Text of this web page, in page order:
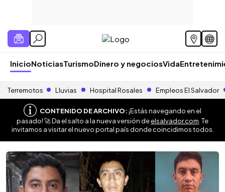
InicioNoticiasTurismoDinero y negociosVida
Terremotos Lluvias Hospital Rosales Empleos El Salvador
CONTENIDO DE ARCHIVO:¡Estás navegando en el
pasado! 🚀 Da el salto a la nueva versión deelsalvador.com . Te
invitamos a visitar el nuevo portal país donde coincidimos todos.